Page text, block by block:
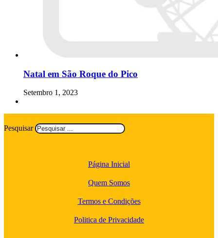
Natal em São Roque do Pico
Setembro 1, 2023
Pesquisar
Página Inicial
Quem Somos
Termos e Condições
Politica de Privacidade